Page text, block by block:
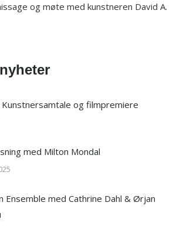
og møte med kunstneren David A.
og filmpremiere
med Milton Mondal
Ensemble med Cathrine Dahl & Ørjan